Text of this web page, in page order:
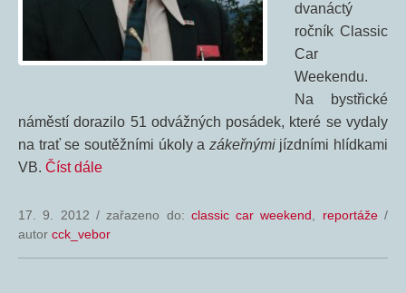
dvanáctý
ročník Classic
Car
Weekendu.
Na bystřické
náměstí dorazilo 51 odvážných posádek, které se vydaly
na trať se soutěžními úkoly a zákeřnýmijízdními hlídkami
VB. Číst dále
17. 9. 2012 / zařazeno do: classic car weekend reportáže/
autor cck_vebor